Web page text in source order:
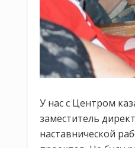
У нас с Центром
заместитель
наставнической